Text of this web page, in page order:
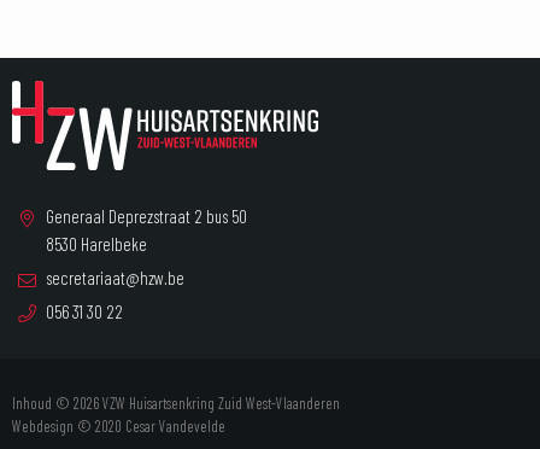
Generaal Deprezstraat 2 bus 50
8530 Harelbeke
secretariaat@hzw.be
056 31 30 22
Inhoud © 2026 VZW Huisartsenkring Zuid West-Vlaanderen
Webdesign © 2020 Cesar Vandevelde